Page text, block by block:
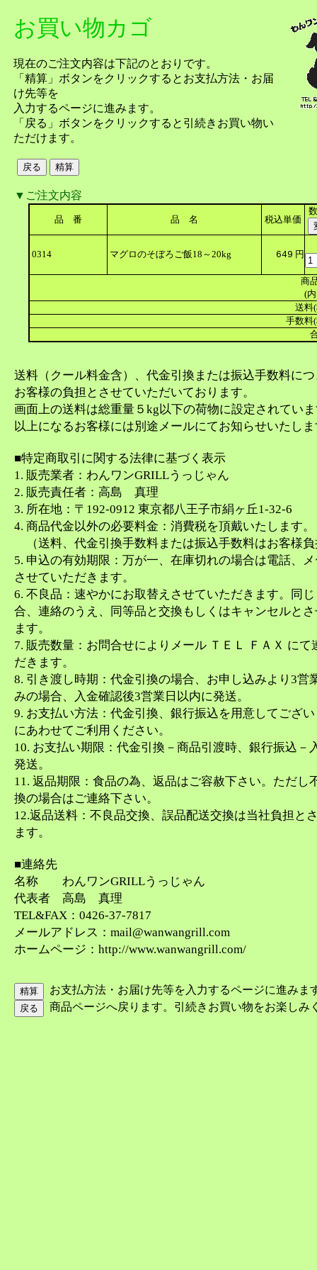
お買い物カゴ
現在のご注文内容は下記のとおりです。
「精算」ボタンをクリックするとお支払方法・お届
け先等を
入力するページに進みます。
「戻る」ボタンをクリックすると引続きお買い物い
ただけます。
▼ご注文内容
品 番 品 名 税込単価
0314 マグロのそぼろご飯18～20kg 649 円
商
(
送料
手数料
送料（クール料金含）、代金引換または振込手数料に
お客様の負担とさせていただいております。
画面上の送料は総重量５kg以下の荷物に設定されてい
以上になるお客様には別途メールにてお知らせいたし
■特定商取引に関する法律に基づく表示
1. 販売業者：わんワンGRILLうっじゃん
2. 販売責任者：高島 真理
3. 所在地：〒192-0912 東京都八王子市絹ヶ丘1-32-6
4. 商品代金以外の必要料金：消費税を頂戴いたします。
（送料、代金引換手数料または振込手数料はお客様
5. 申込の有効期限：万が一、在庫切れの場合は電話、
させていただきます。
6. 不良品：速やかにお取替えさせていただきます。同
合、連絡のうえ、同等品と交換もしくはキャンセルと
ます。
7. 販売数量：お問合せによりメール ＴＥＬ ＦＡＸ にて
だきます。
8. 引き渡し時期：代金引換の場合、お申し込みより3営
みの場合、入金確認後3営業日以内に発送。
9. お支払い方法：代金引換、銀行振込を用意してござ
にあわせてご利用ください。
10. お支払い期限：代金引換－商品引渡時、銀行振込－
発送。
11. 返品期限：食品の為、返品はご容赦下さい。ただし
換の場合はご連絡下さい。
12.返品送料：不良品交換、誤品配送交換は当社負担と
ます。
■連絡先
名称 わんワンGRILLうっじゃん
代表者 高島 真理
TEL&FAX：0426-37-7817
メールアドレス：mail@wanwangrill.com
ホームページ：http://www.wanwangrill.com/
お支払方法・お届け先等を入力するページに進みま
商品ページへ戻ります。引続きお買い物をお楽しみ